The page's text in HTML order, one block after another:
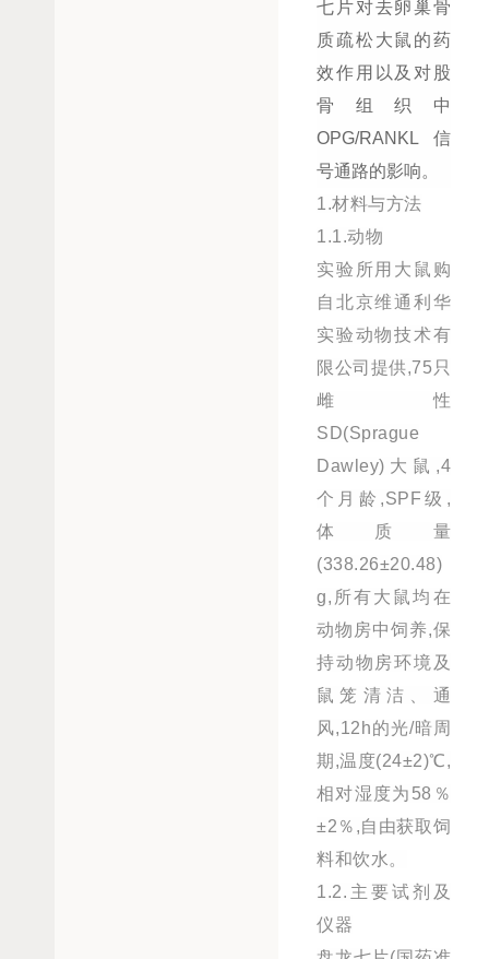
七片对去卵巢骨
质疏松大鼠的药
效作用以及对股
骨组织中
OPG/RANKL信
号通路的影响。
1.材料与方法
1.1.动物
实验所用大鼠购
自北京维通利华
实验动物技术有
限公司提供,75只
雌性
SD(Sprague
Dawley)大鼠,4
个月龄,SPF级,
体质量
(338.26±20.48)
g,所有大鼠均在
动物房中饲养,保
持动物房环境及
鼠笼清洁、通
风,12h的光/暗周
期,温度(24±2)℃,
相对湿度为58％
±2％,自由获取饲
料和饮水。
1.2.主要试剂及
仪器